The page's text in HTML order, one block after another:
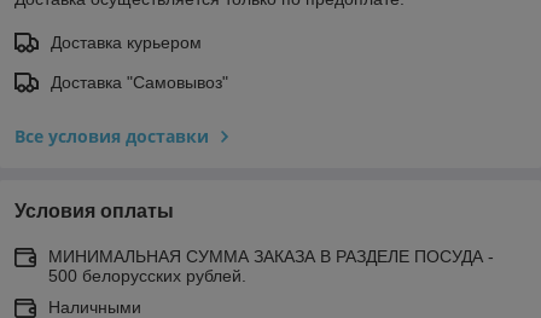
Доставка курьером
Доставка "Самовывоз"
Все условия доставки
Условия оплаты
МИНИМАЛЬНАЯ СУММА ЗАКАЗА В РАЗДЕЛЕ ПОСУДА -
500 белорусских рублей.
Наличными